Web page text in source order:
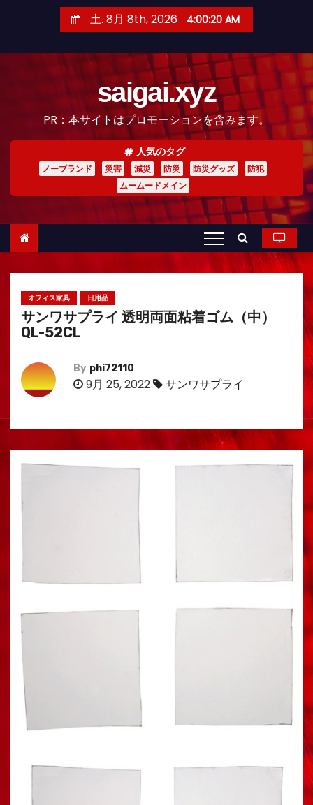
土. 8月 8th, 2026 4:00:21 AM
saigai.xyz
PR：本サイトはプロモーションを含みます。
人気のタグ
ノーブランド 災害 減災 防災 防災グッズ
防犯
ムームードメイン
オフィス家具 日用品
サンワサプライ 透明両面粘着ゴム（中）
QL-52CL
By phi72110
9月 25, 2022 サンワサプライ